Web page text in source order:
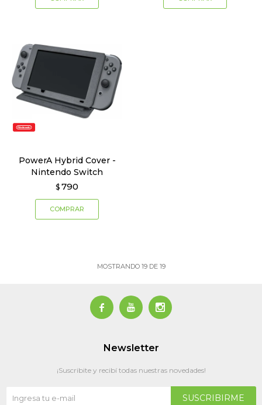
PowerA Hybrid Cover -
Nintendo Switch
$ 790
MOSTRANDO 19DE 19
  
Newsletter
¡Suscribite y recibí todas nuestras novedades!
SUSCRIBIRME